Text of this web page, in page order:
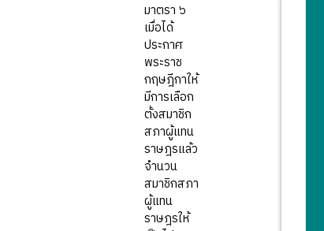
มาตรา ๖
เมื่อได้
ประกาศ
พระราช
กฤษฎีกาให้
มีการเลือก
ตั้งสมาชิก
สภาผู้แทน
ราษฎรแล้ว
จำนวน
สมาชิกสภา
ผู้แทน
ราษฎรให้